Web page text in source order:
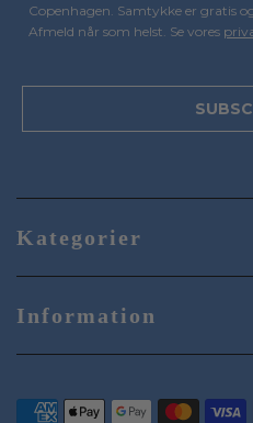
Kategorier
Information
Copenhagen. Samtykke er gratis
Afmeld når som helst. Se vores